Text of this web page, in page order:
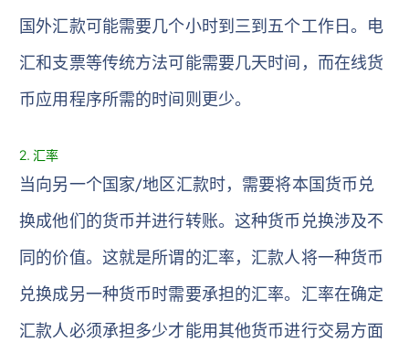
国外汇款可能需要几个小时到三到五个工作日。电
汇和支票等传统方法可能需要几天时间，而在线货
币应用程序所需的时间则更少。
2. 汇率
当向另一个国家/地区汇款时，需要将本国货币兑
换成他们的货币并进行转账。这种货币兑换涉及不
同的价值。这就是所谓的汇率，汇款人将一种货币
兑换成另一种货币时需要承担的汇率。汇率在确定
汇款人必须承担多少才能用其他货币进行交易方面